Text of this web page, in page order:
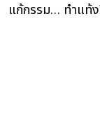
แก้กรรม… ทำแท้ง